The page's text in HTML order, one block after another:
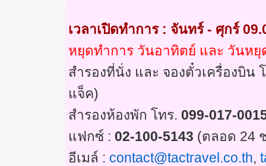
เวลาเปิดทำการ : จันทร์ - ศุกร์
หยุดทำการ วันอาทิตย์ และ วันห
สำรองที่นั่ง และ จองตั๋วเครื่องบิน
แจ็ค)
สำรองห้องพัก โทร. 099-017-
แฟกซ์ : 02-100-5143 (ตลอด 24
อีเมล์ : contact@tactravel.co.th,